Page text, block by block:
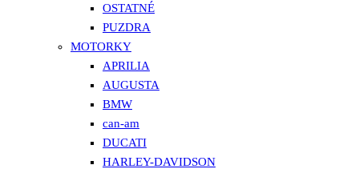
OSTATNÉ
PUZDRA
MOTORKY
APRILIA
AUGUSTA
BMW
can-am
DUCATI
HARLEY-DAVIDSON